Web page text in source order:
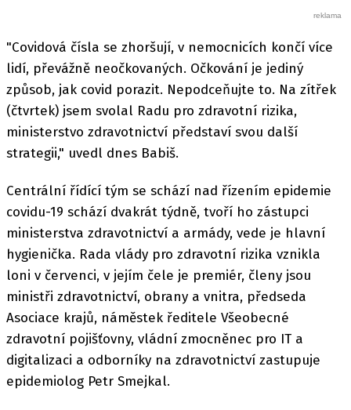
"Covidová čísla se zhoršují, v nemocnicích končí více
lidí, převážně neočkovaných. Očkování je jediný
způsob, jak covid porazit. Nepodceňujte to. Na zítřek
(čtvrtek) jsem svolal Radu pro zdravotní rizika,
ministerstvo zdravotnictví představí svou další
strategii," uvedl dnes Babiš.
Centrální řídící tým se schází nad řízením epidemie
covidu-19 schází dvakrát týdně, tvoří ho zástupci
ministerstva zdravotnictví a armády, vede je hlavní
hygienička. Rada vlády pro zdravotní rizika vznikla
loni v červenci, v jejím čele je premiér, členy jsou
ministři zdravotnictví, obrany a vnitra, předseda
Asociace krajů, náměstek ředitele Všeobecné
zdravotní pojišťovny, vládní zmocněnec pro IT a
digitalizaci a odborníky na zdravotnictví zastupuje
epidemiolog Petr Smejkal.